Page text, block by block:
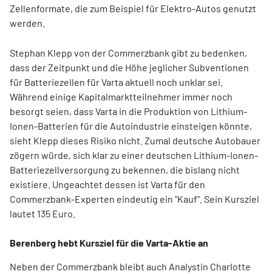
Zellenformate, die zum Beispiel für Elektro-Autos genutzt
werden.
Stephan Klepp von der Commerzbank gibt zu bedenken,
dass der Zeitpunkt und die Höhe jeglicher Subventionen
für Batteriezellen für Varta aktuell noch unklar sei.
Während einige Kapitalmarktteilnehmer immer noch
besorgt seien, dass Varta in die Produktion von Lithium-
Ionen-Batterien für die Autoindustrie einsteigen könnte,
sieht Klepp dieses Risiko nicht. Zumal deutsche Autobauer
zögern würde, sich klar zu einer deutschen Lithium-Ionen-
Batteriezellversorgung zu bekennen, die bislang nicht
existiere. Ungeachtet dessen ist Varta für den
Commerzbank-Experten eindeutig ein "Kauf". Sein Kursziel
lautet 135 Euro.
Berenberg hebt Kursziel für die Varta-Aktie an
Neben der Commerzbank bleibt auch Analystin Charlotte